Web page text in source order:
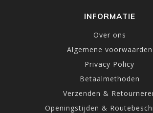
INFORMATIE
Over ons
Algemene voorwaarden
Privacy Policy
Betaalmethoden
Verzenden &
Openingstijden &